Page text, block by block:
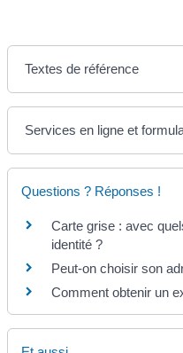
Textes de référence
Services en ligne et
Questions ? Réponses !
Carte grise : avec
identité ?
Peut-on choisir son
Comment obtenir un